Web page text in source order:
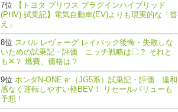
【トヨタ プリウス プラグインハイブリッド
(PHV) 試乗記】電気自動車(EV)よりも現実的な「答
え」
スバル レヴォーグ レイバック後悔・失敗しな
いための試乗記・評価 ニッチ戦略は〇？ それと
も✕？ 燃費、価格は？
ホンダN-ONE e:（JG5系）試乗記・評価 違和
感なく運転しやすい軽BEV！ リセールバリューも
予想！